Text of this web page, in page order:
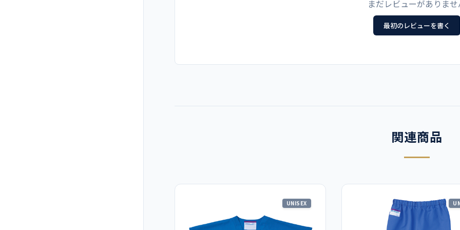
制菌・吸汗・防汚加工
左胸ポケット
コーディネイト例 155-98 男女兼用 手術スラックス
まだレビューがありませ
最初のレビューを書く
関連商品
UNISEX